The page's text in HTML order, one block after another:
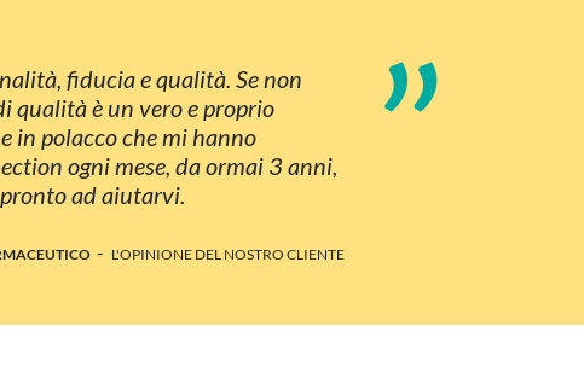
fiducia e qualità. Se non
qualità è un vero e proprio
in polacco che mi hanno
ogni mese, da ormai 3 anni,
ad aiutarvi.
”
- L'OPINIONE DEL NOSTRO CLIENTE